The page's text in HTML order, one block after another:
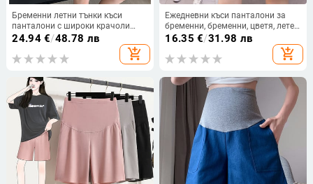
Бременни летни тънки къси
панталони с широки крачоли
Удобни памучни панталони за
бременни Свободни ленени къси
панталони с висока талия
24.94€/48.78 лв
add_shopping_cart
Ежедневни къси панталони за
бременни, бременни, цветя, летен
корем, деним Looe
16.35 €/31.98 лв
add_shopping_cart